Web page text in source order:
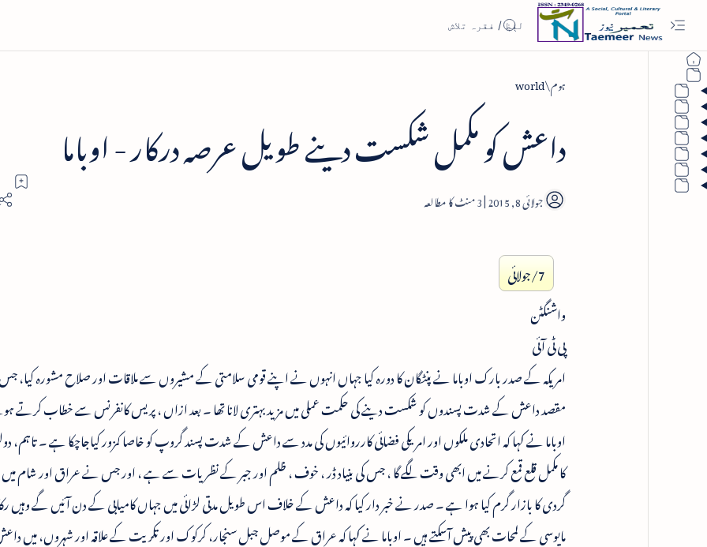
ہوم world
داعش کو مکمل شکست دینے طویل عرصہ درکار - اوباما
3
7/جولائی
واشنگٹن
پی ٹی آئی
امریکہ کے صدر بارک اوباما نے پنٹگان کا دورہ کیا جہاں انہوں نے اپنے قومی سلامتی کے مشیروں سے ملاقات اور صلاح مشورہ کیا،
مقصد داعش کے شدت پسندوں کو شکست دینے کی حکمت عملی میں مزید بہتری لانا تھا ۔ بعد ازاں ، پریس کانفرنس سے خطاب کرتے
اوباما نے کہا کہ اتحادی ملکوں اور امریکی فضائی کارروائیوں کی مدد سے داعش کے شدت پسند گروپ کو خاصا کمزور کیاجاچکا ہے ۔ تاہم،
کا مکمل قلع قمع کرنے میں ابھی وقت لگے گا ، جس کی بنیاد ڈر ، خوف ، ظلم اور جبر کے نظریات سے ہے ، اور جس نے عراق اور شام
گردی کا بازار گرم کیا ہوا ہے ۔ صدر نے خبر دار کیا کہ داعش کے خلاف اس طویل مدتی لڑائی میں جہاں کامیابی کے دن آئیں گے وہیں
مایوسی کے لمحات بھی پیش آسکتے ہیں ۔ اوباما نے کہا کہ عراق کے موصل جبل سنجار، کرکوک اور تکریت کے علاقہ اور شہروں، میں